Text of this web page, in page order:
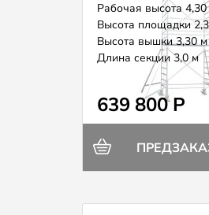
Рабочая высота
Высота площадки
Высота вышки 3,30 м
Длина секции 3,0 м
Вес 186,0 кг
639 800 Р